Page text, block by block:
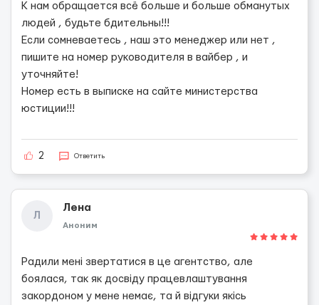
К нам обращается всё больше и больше обманутых
людей , будьте бдительны!!!
Если сомневаетесь , наш это менеджер или нет ,
пишите на номер руководителя в вайбер , и
уточняйте!
Номер есть в выписке на сайте министерства
юстиции!!!
2 Ответить
Л
Лена
Аноним
Радили мені звертатися в це агентство, але
боялася, так як досвіду працевлаштування
закордоном у мене немає, та й відгуки якісь